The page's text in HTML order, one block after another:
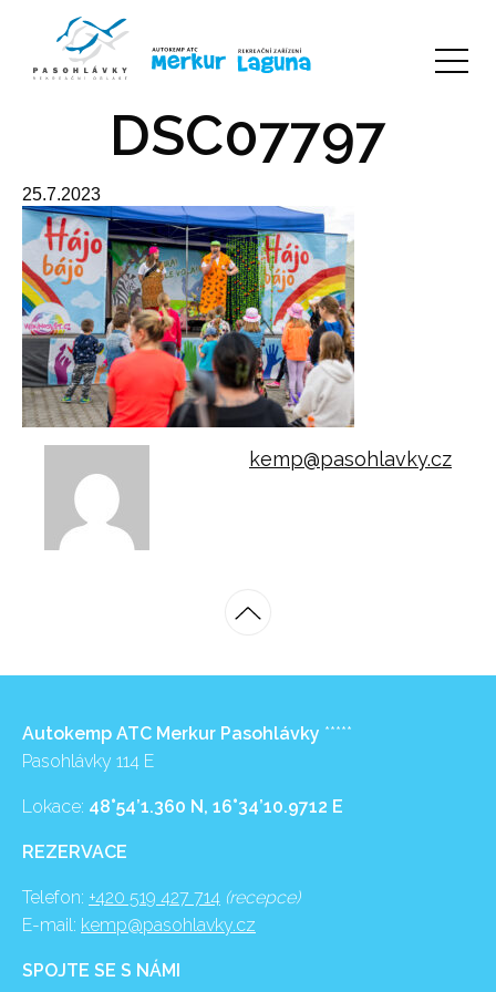
DSC07797
25.7.2023
kemp@pasohlavky.cz
Autokemp ATC Merkur Pasohlávky *****
Pasohlávky 114 E
Lokace: 48°54’1.360 N, 16°34’10.9712 E
REZERVACE
Telefon: +420 519 427 714 (recepce)
E-mail: kemp@pasohlavky.cz
SPOJTE SE S NÁMI